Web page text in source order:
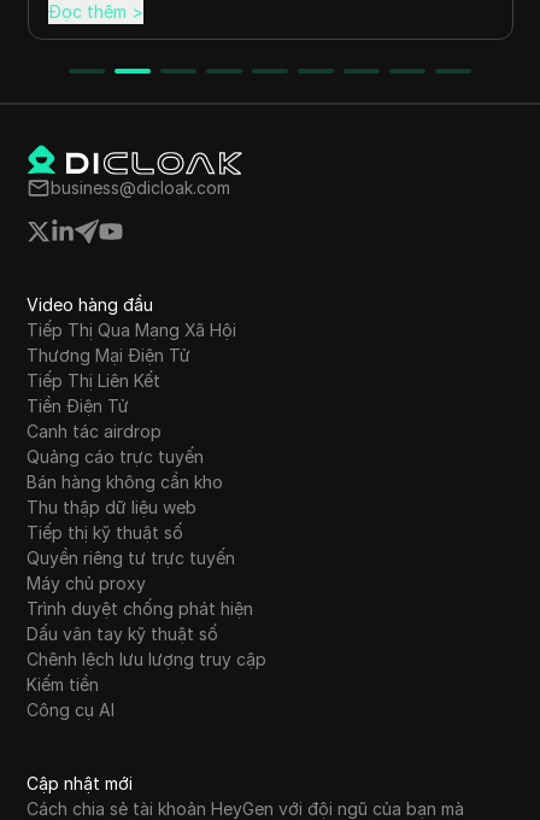
Đọc thêm >
business@dicloak.com
Video hàng đầu
Tiếp Thị Qua Mạng Xã Hội
Thương Mại Điện Tử
Tiếp Thị Liên Kết
Tiền Điện Tử
Canh tác airdrop
Quảng cáo trực tuyến
Bán hàng không cần kho
Thu thập dữ liệu web
Tiếp thị kỹ thuật số
Quyền riêng tư trực tuyến
Máy chủ proxy
Trình duyệt chống phát hiện
Dấu vân tay kỹ thuật số
Chênh lệch lưu lượng truy cập
Kiếm tiền
Công cụ AI
Cập nhật mới
Cách chia sẻ tài khoản HeyGen với đội ngũ của bạn mà